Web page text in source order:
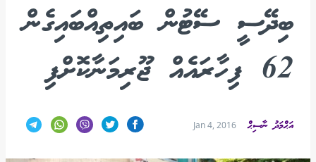
ބިދޭސީ ސޭޓުން ބައިތިއްބައިގެން
62 ފިހާރައެއް ޖޫރިމަނާކޮށްފި
އަޙްމަދު ނާސިޙް Jan 4, 2016